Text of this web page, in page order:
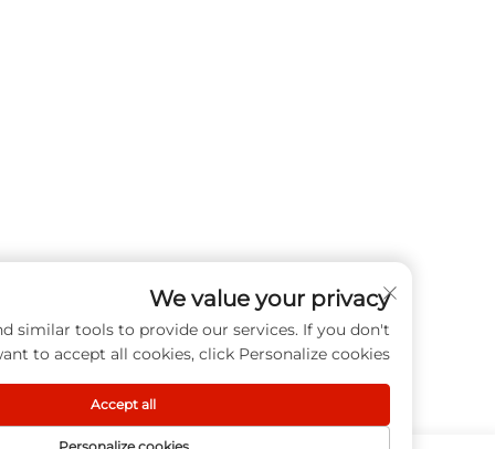
We value your privacy
cookies and similar tools to provide our services. If you don't
want to accept all cookies, click Personalize cookies.